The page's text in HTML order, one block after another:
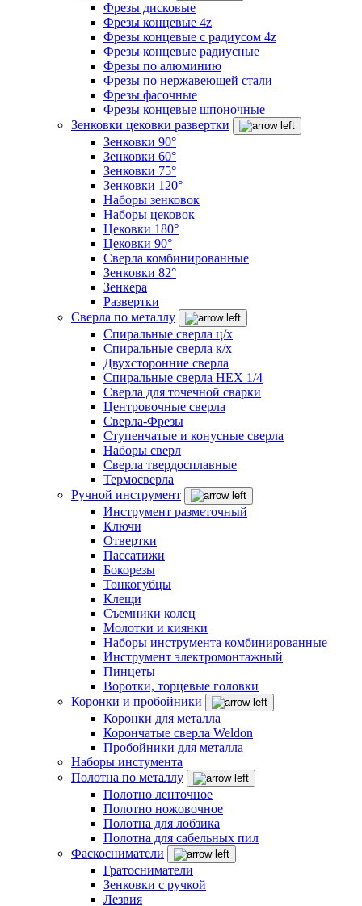
Фрезы дисковые
Фрезы концевые 4z
Фрезы концевые с радиусом 4z
Фрезы концевые радиусные
Фрезы по алюминию
Фрезы по нержавеющей стали
Фрезы фасочные
Фрезы концевые шпоночные
Зенковки цековки развертки
Зенковки 90°
Зенковки 60°
Зенковки 75°
Зенковки 120°
Наборы зенковок
Наборы цековок
Цековки 180°
Цековки 90°
Сверла комбинированные
Зенковки 82°
Зенкера
Развертки
Сверла по металлу
Спиральные сверла ц/х
Спиральные сверла к/х
Двухсторонние сверла
Спиральные сверла HEX 1/4
Сверла для точечной сварки
Центровочные сверла
Сверла-Фрезы
Ступенчатые и конусные сверла
Наборы сверл
Сверла твердосплавные
Термосверла
Ручной инструмент
Инструмент разметочный
Ключи
Отвертки
Пассатижи
Бокорезы
Тонкогубцы
Клещи
Съемники колец
Молотки и киянки
Наборы инструмента комбинированные
Инструмент электромонтажный
Пинцеты
Воротки, торцевые головки
Коронки и пробойники
Коронки для металла
Корончатые сверла Weldon
Пробойники для металла
Наборы инстумента
Полотна по металлу
Полотно ленточное
Полотно ножовочное
Полотна для лобзика
Полотна для сабельных пил
Фаскосниматели
Гратосниматели
Зенковки с ручкой
Лезвия